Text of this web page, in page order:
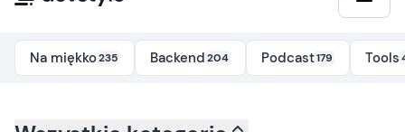
Na miękko235 Backend204 Podcast179 Tools